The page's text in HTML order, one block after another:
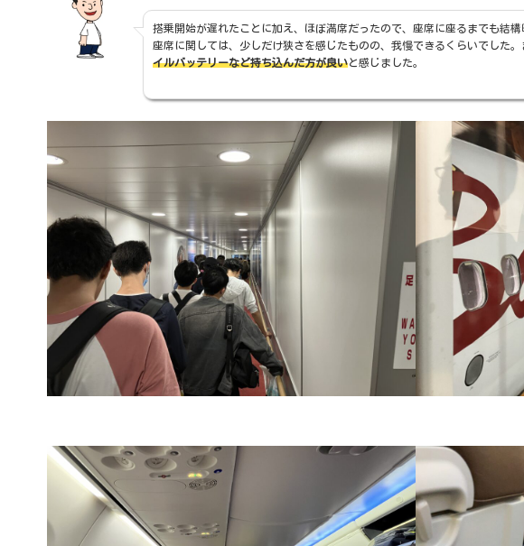
搭乗開始が遅れたことに加え、ほぼ満席だったので、座席に座るまでも結構
座席に関しては、少しだけ狭さを感じたものの、我慢できるくらいでした。
イルバッテリーなど持ち込んだ方が良いと感じました。